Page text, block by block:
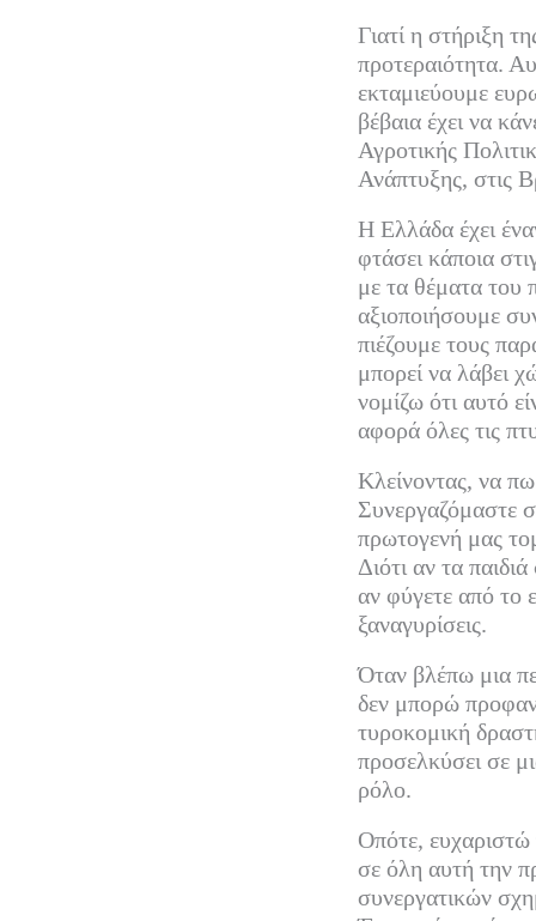
Γιατί η στήριξη
προτεραιότητα.
εκταμιεύουμε
βέβαια έχει να
Αγροτικής
Ανάπτυξης, στις
Η Ελλάδα έχει
φτάσει κάποια
με τα θέματα του
αξιοποιήσουμε
πιέζουμε τους
μπορεί να λάβει
νομίζω ότι αυτό
αφορά όλες τις
Κλείνοντας, να
Συνεργαζόμαστε
πρωτογενή μας
Διότι αν τα
αν φύγετε από το
ξαναγυρίσεις.
Όταν βλέπω μια
δεν μπορώ
τυροκομική
προσελκύσει σε
ρόλο.
Οπότε,
σε όλη αυτή την
συνεργατικών